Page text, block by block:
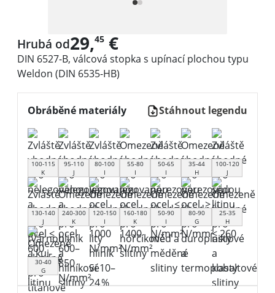
Hrubá od29,45 €
DIN 6527-B, válcová stopka s upínací plochou typu
Weldon (DIN 6535-HB)
Obráběné materiály Stáhnout legendu
100-115
K
95-110
J
80-100
I
55-80
I
50-65
I
35-44
H
100-120
J
130-140
J
240-300
K
120-150
I
160-180
K
50-90
I
80-90
G
25-35
H
30-40
G